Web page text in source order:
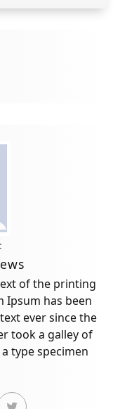
of the printing
Ipsum has been
ever since the
took a galley of
type specimen